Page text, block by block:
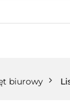
biurowy